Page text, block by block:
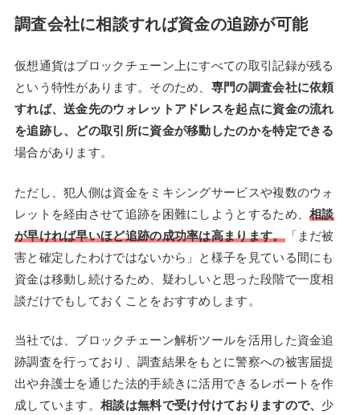
調査会社に相談すれば資金の追跡が可能
仮想通貨はブロックチェーン上にすべての取引記録が残る
という特性があります。そのため、 専門の調査会社に依頼
すれば、送金先のウォレットアドレスを起点に資金の流れ
を追跡し、どの取引所に資金が移動したのかを特定できる
場合があります。
ただし、犯人側は資金をミキシングサービスや複数のウォ
レットを経由させて追跡を困難にしようとするため、相談
が早ければ早いほど追跡の成功率は高まります。「まだ被
害と確定したわけではないから」と様子を見ている間にも
資金は移動し続けるため、疑わしいと思った段階で一度相
談だけでもしておくことをおすすめします。
当社では、ブロックチェーン解析ツールを活用した資金追
跡調査を行っており、調査結果をもとに警察への被害届提
出や弁護士を通じた法的手続きに活用できるレポートを作
成しています。相談は無料で受け付けておりますので、 少